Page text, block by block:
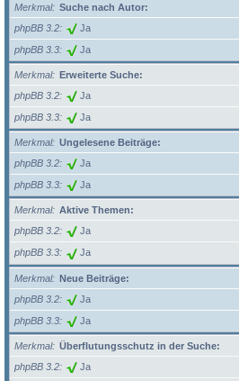
Merkmal
Suche nach Autor:
phpBB 3.2
Ja
phpBB 3.3 Ja
Merkmal
Erweiterte Suche:
phpBB 3.2
Ja
phpBB 3.3 Ja
Merkmal
Ungelesene Beiträge:
phpBB 3.2
Ja
phpBB 3.3 Ja
Merkmal
Aktive Themen:
phpBB 3.2
Ja
phpBB 3.3 Ja
Merkmal
Neue Beiträge:
phpBB 3.2
Ja
phpBB 3.3 Ja
Merkmal
Überflutungsschutz in der Suche:
phpBB 3.2
Ja